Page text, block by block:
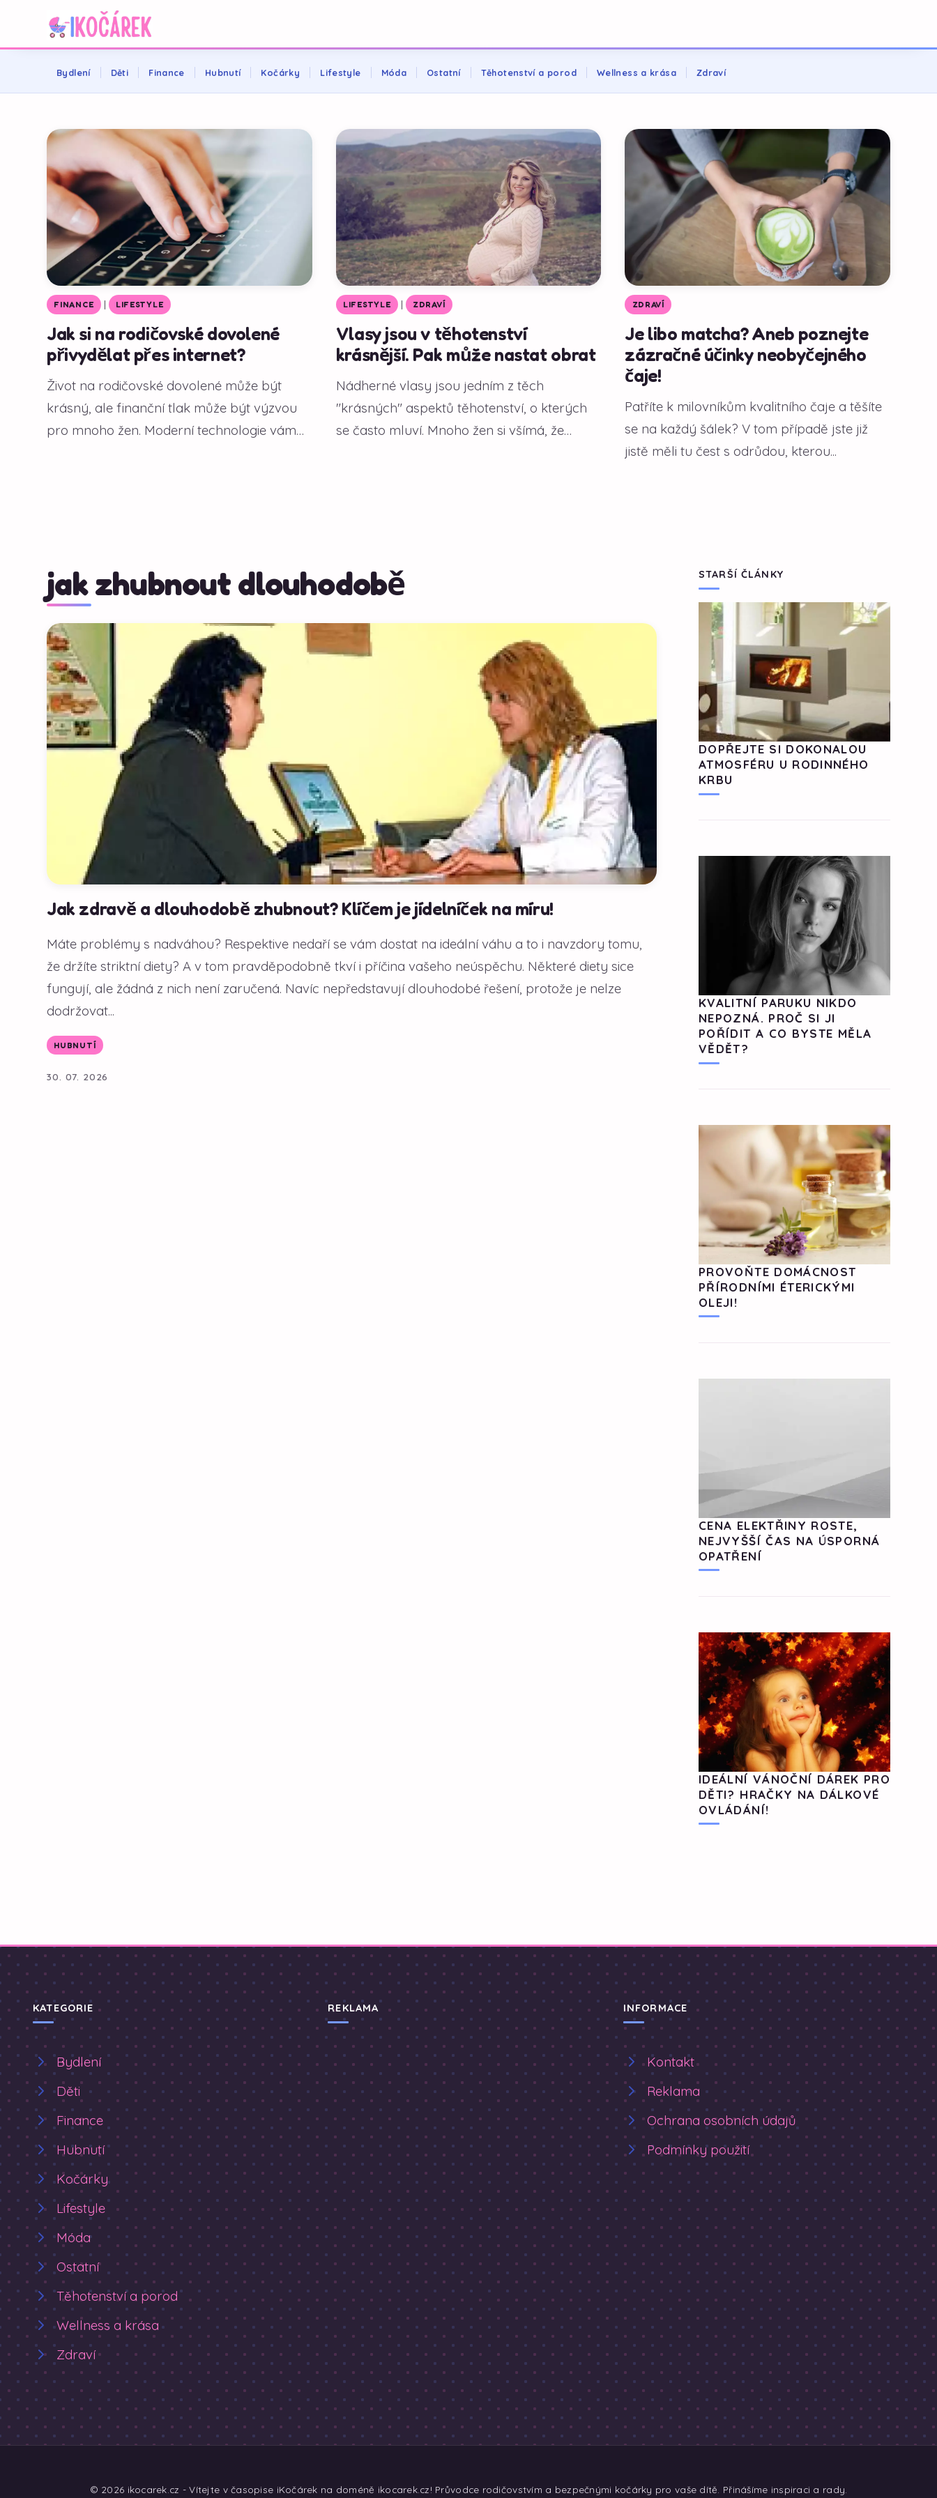
Bydlení Děti Finance Hubnutí Kočárky Lifestyle Móda Ostatní Těhotenství a porod Wellness a krása Zdraví
Jak si na rodičovské dovolené
přivydělat přes internet?
Život na rodičovské dovolené může být
krásný, ale finanční tlak může být výzvou
pro mnoho žen. Moderní technologie vám
FINANCE | LIFESTYLE
Vlasy jsou v těhotenství
krásnější. Pak může nastat obrat
Nádherné vlasy jsou jedním z těch
"krásných" aspektů těhotenství, o kterých
se často mluví. Mnoho žen si všímá, že
LIFESTYLE | ZDRAVÍ
Je libo matcha? Aneb poznejte
zázračné účinky neobyčejného
čaje!
Patříte k milovníkům kvalitního čaje a těšíte
se na každý šálek? V tom případě jste již
jistě měli tu čest s odrůdou, kterou...
ZDRAVÍ
jak zhubnout dlouhodobě
Jak zdravě a dlouhodobě zhubnout? Klíčem je jídelníček na míru!
Máte problémy s nadváhou? Respektive nedaří se vám dostat na ideální váhu a to i navzdory tomu,
že držíte striktní diety? A v tom pravděpodobně tkví i příčina vašeho neúspěchu. Některé diety sice
fungují, ale žádná z nich není zaručená. Navíc nepředstavují dlouhodobé řešení, protože je nelze
dodržovat...
HUBNUTÍ
30. 07. 2026
STARŠÍ ČLÁNKY
DOPŘEJTE SI DOKONALOU
ATMOSFÉRU U RODINNÉHO
KRBU
KVALITNÍ PARUKU NIKDO
NEPOZNÁ. PROČ SI JI
POŘÍDIT A CO BYSTE MĚLA
VĚDĚT?
PROVOŇTE DOMÁCNOST
PŘÍRODNÍMI ÉTERICKÝMI
OLEJI!
CENA ELEKTŘINY ROSTE,
NEJVYŠŠÍ ČAS NA ÚSPORNÁ
OPATŘENÍ
IDEÁLNÍ VÁNOČNÍ DÁREK PRO
DĚTI? HRAČKY NA DÁLKOVÉ
OVLÁDÁNÍ!
KATEGORIE
Bydlení
Děti
Finance
Hubnutí
Kočárky
Lifestyle
Móda
Ostatní
Těhotenství a porod
Wellness a krása
Zdraví
REKLAMA INFORMACE
Kontakt
Reklama
Ochrana osobních údajů
Podmínky použití
© 2026 ikocarek.cz - Vítejte v časopise iKočárek na doméně ikocarek.cz! Průvodce rodičovstvím a bezpečnými kočárky pro vaše dítě. Přinášíme inspiraci a rady.